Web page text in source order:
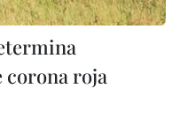
corona roja